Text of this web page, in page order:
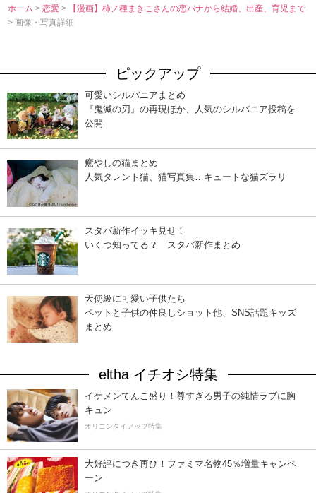
ホーム >恋愛>
【漫画】柿ノ種まきこさんの恋バナから結婚、出産、育児まで
> 画像・写真詳細
ピックアップ
可愛いシルバニアまとめ
『鬼滅の刃』の再現ほか、人気のシルバニア投稿を
公開
癒やしの猫まとめ
人気タレント猫、猫写真集…キュートな猫ズラリ
スタバ新作イッキ見せ！
いくつ知ってる？ スタバ新作まとめ
天使級に可愛い子供たち
ペットと子供の仲良しショット他、SNS話題キッズ
まとめ
eltha イチオシ特集
イケメンてんこ盛り！尊すぎる男子の純情ラブに胸
キュン
オリコンタイアップ特集
大好評につき再び！ファミマ名物45％増量キャンペ
ーン